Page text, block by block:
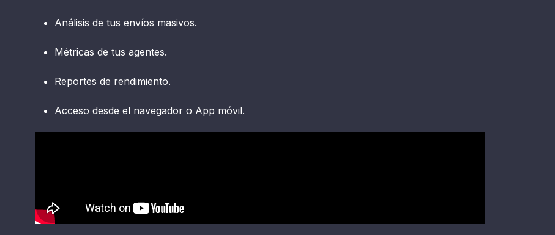
Análisis de tus envíos masivos.
Métricas de tus agentes.
Reportes de rendimiento.
Acceso desde el navegador o App móvil.